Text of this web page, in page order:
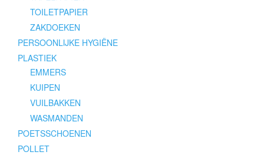
TOILETPAPIER
ZAKDOEKEN
PERSOONLIJKE HYGIËNE
PLASTIEK
EMMERS
KUIPEN
VUILBAKKEN
WASMANDEN
POETSSCHOENEN
POLLET